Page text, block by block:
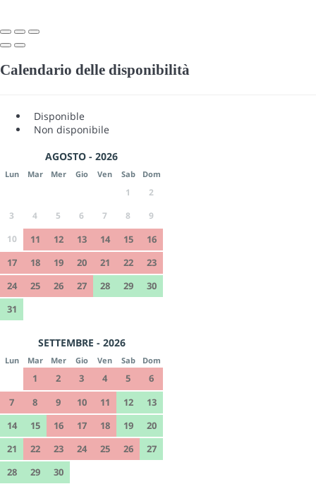
Calendario delle disponibilità
Disponible
Non disponibile
AGOSTO - 2026
Lun Mar Mer Gio Ven Sab Dom
1
2
3
4 5 6 7 8
9
10
11 12 13 14 15
16
17
18 19 20 21 22
23
24
25 26 27 28 29
30
31
SETTEMBRE - 2026
Lun Mar Mer Gio Ven Sab Dom
1 2 3 4 5
6
7
8 9 10 11 12
13
14
15 16 17 18 19
20
21
22 23 24 25 26
27
28
29 30